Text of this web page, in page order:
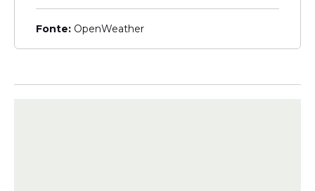
Mega-Sena
3008 acumula e próximo
Fonte: OpenWeather